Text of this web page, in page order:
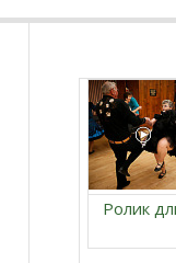
Ролик